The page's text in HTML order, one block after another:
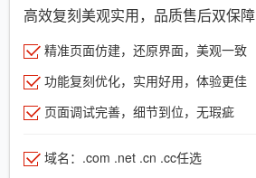
高效复刻美观实用，品质售后双保障
精准页面仿建，还原界面，美观一致
功能复刻优化，实用好用，体验更佳
页面调试完善，细节到位，无瑕疵
域名：.com .net .cn .cc任选